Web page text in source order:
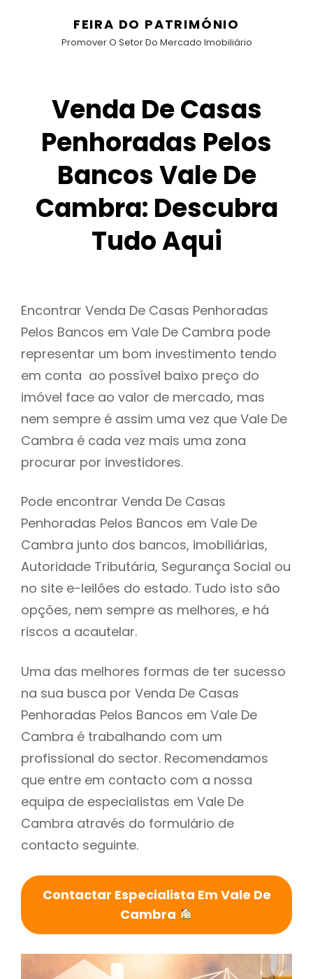
FEIRA DO PATRIMÓNIO
Promover O Setor Do Mercado Imobiliário
Venda De Casas
Penhoradas Pelos
Bancos Vale De
Cambra: Descubra
Tudo Aqui
Encontrar Venda De Casas Penhoradas
Pelos Bancos em Vale De Cambra pode
representar um bom investimento tendo
em conta ao possível baixo preço do
imóvel face ao valor de mercado, mas
nem sempre é assim uma vez que Vale De
Cambra é cada vez mais uma zona
procurar por investidores.
Pode encontrar Venda De Casas
Penhoradas Pelos Bancos em Vale De
Cambra junto dos bancos, imobiliárias,
Autoridade Tributária, Segurança Social ou
no site e-leilões do estado. Tudo isto são
opções, nem sempre as melhores, e há
riscos a acautelar.
Uma das melhores formas de ter sucesso
na sua busca por Venda De Casas
Penhoradas Pelos Bancos em Vale De
Cambra é trabalhando com um
profissional do sector. Recomendamos
que entre em contacto com a nossa
equipa de especialistas em Vale De
Cambra através do formulário de
contacto seguinte.
Contactar Especialista Em Vale De
Cambra